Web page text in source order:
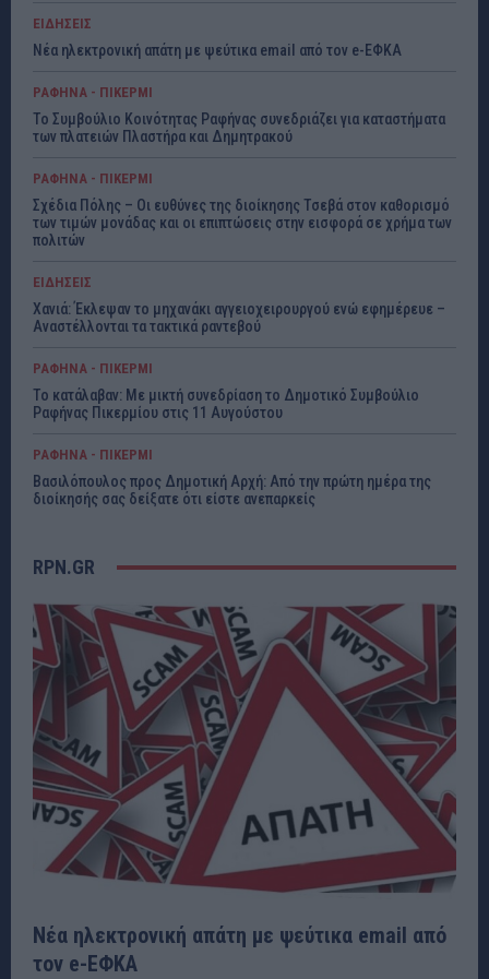
ΕΙΔΗΣΕΙΣ
Νέα ηλεκτρονική απάτη με ψεύτικα email από τον e-ΕΦΚΑ
ΡΑΦΗΝΑ - ΠΙΚΕΡΜΙ
Το Συμβούλιο Κοινότητας Ραφήνας συνεδριάζει για καταστήματα
των πλατειών Πλαστήρα και Δημητρακού
ΡΑΦΗΝΑ - ΠΙΚΕΡΜΙ
Σχέδια Πόλης – Οι ευθύνες της διοίκησης Τσεβά στον καθορισμό
των τιμών μονάδας και οι επιπτώσεις στην εισφορά σε χρήμα των
πολιτών
ΕΙΔΗΣΕΙΣ
Χανιά: Έκλεψαν το μηχανάκι αγγειοχειρουργού ενώ εφημέρευε –
Αναστέλλονται τα τακτικά ραντεβού
ΡΑΦΗΝΑ - ΠΙΚΕΡΜΙ
Το κατάλαβαν: Με μικτή συνεδρίαση το Δημοτικό Συμβούλιο
Ραφήνας Πικερμίου στις 11 Αυγούστου
ΡΑΦΗΝΑ - ΠΙΚΕΡΜΙ
Βασιλόπουλος προς Δημοτική Αρχή: Από την πρώτη ημέρα της
διοίκησής σας δείξατε ότι είστε ανεπαρκείς
RPN.GR
Νέα ηλεκτρονική απάτη με ψεύτικα email από
τον e-ΕΦΚΑ